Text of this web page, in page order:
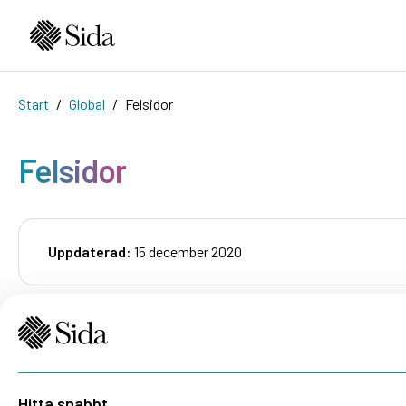
Start Global Felsidor
Felsidor
Uppdaterad: 15 december 2020